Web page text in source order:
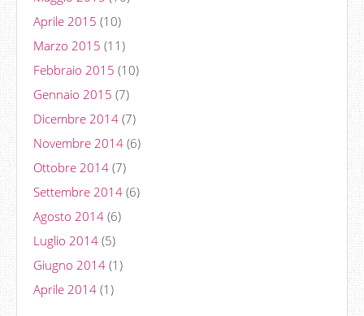
Aprile 2015 (10)
Marzo 2015 (11)
Febbraio 2015 (10)
Gennaio 2015 (7)
Dicembre 2014 (7)
Novembre 2014 (6)
Ottobre 2014 (7)
Settembre 2014 (6)
Agosto 2014 (6)
Luglio 2014 (5)
Giugno 2014 (1)
Aprile 2014 (1)